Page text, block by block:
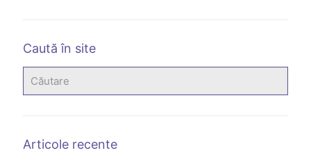
Caută în site
Articole recente